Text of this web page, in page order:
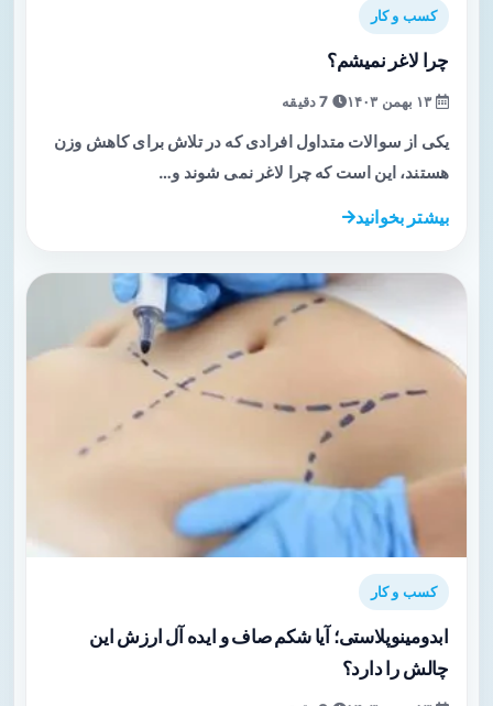
کسب و کار
چرا لاغر نمیشم؟
یکی از سوالات متداول افرادی که در تلاش برای کاهش وزن
هستند، این است که چرا لاغر نمی شوند و…
بیشتر بخوانید
کسب و کار
ابدومینوپلاستی؛ آیا شکم صاف و ایده‌ آل ارزش این
چالش را دارد؟